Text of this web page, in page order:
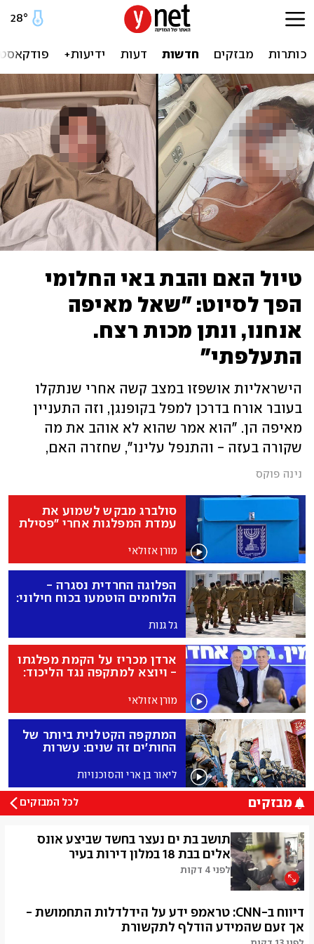
28°
כותרות מבזקים חדשות דעות ידיעות+
טיול האם והבת באי החלומי
הפך לסיוט: "שאל מאיפה
אנחנו, ונתן מכות רצח.
התעלפתי"
הישראליות אושפזו במצב קשה אחרי שנתקלו
בעובר אורח בדרכן למפל בקופנגן, וזה התעניין
מאיפה הן. "הוא אמר שהוא לא אוהב את מה
שקורה בעזה - והתנפל עלינו", שחזרה האם,
שהוכתה בראשה והתמוטטה: "בתי ניסתה להגן
התוקף נעצר: "לא חשבנו שכך יסתיים הטיול"
נינה פוקס
סולברג מבקש לשמוע את
עמדת המפלגות אחרי "פסילת
מורן אזולאי
הפלוגה החרדית נסגרה -
הלוחמים הוטמעו בכוח חילוני:
גל גנות
ארדן מכריז על הקמת מפלגתו
- ויוצא למתקפה נגד הליכוד:
מורן אזולאי
המתקפה הקטלנית ביותר של
החות'ים זה שנים: עשרות
ליאור בן ארי והסוכנויות
מבזקים לכל המבזקים
תושב בת ים נעצר בחשד שביצע אונס
אלים בבת 18 במלון דירות בעיר
לפני 4 דקות
בת 18 במלון דירות בעיר. בהתאם לממצאי החקירה, המשטרה
תבקש להאריך את מעצרו בבית המשפט. המשטרה מסרה כי
דיווח ב-CNN: טראמפ ידע על הידלדלות התחמושת -
אך זעם שהמידע הודלף לתקשורת